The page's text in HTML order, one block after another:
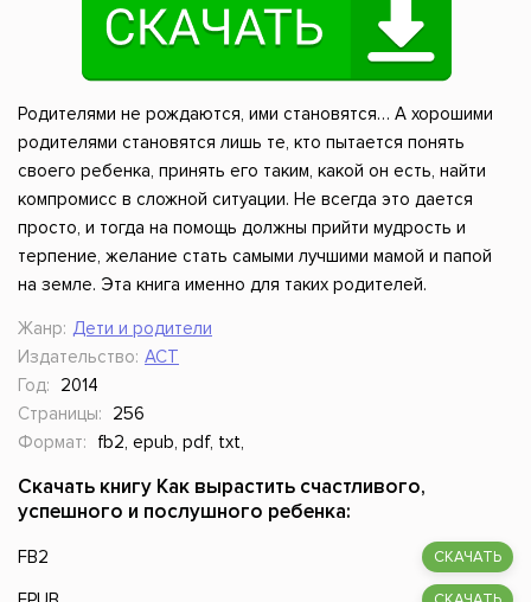
Родителями не рождаются, ими становятся… А хорошими
родителями становятся лишь те, кто пытается понять
своего ребенка, принять его таким, какой он есть, найти
компромисс в сложной ситуации. Не всегда это дается
просто, и тогда на помощь должны прийти мудрость и
терпение, желание стать самыми лучшими мамой и папой
на земле. Эта книга именно для таких родителей.
Жанр: Дети и родители
Издательство: АСТ
Год:
2014
Страницы:
256
Формат:
fb2, epub, pdf, txt,
Скачать книгу Как вырастить счастливого,
успешного и послушного ребенка:
FB2 СКАЧАТЬ